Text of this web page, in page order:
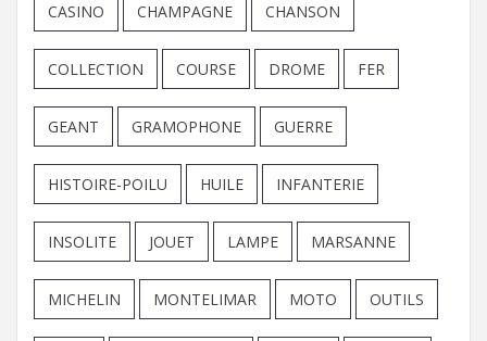
CASINO CHAMPAGNE CHANSON
COLLECTION COURSE DROME FER
GEANT GRAMOPHONE GUERRE
HISTOIRE-POILU HUILE INFANTERIE
INSOLITE JOUET LAMPE MARSANNE
MICHELIN MONTELIMAR MOTO OUTILS